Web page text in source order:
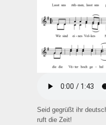
Seid gegrüßt ihr
ruft die Zeit!